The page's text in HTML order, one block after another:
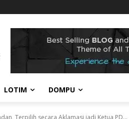
LOTIM DOMPU
Terpilih secara Aklamasi jadi Ketua PD...